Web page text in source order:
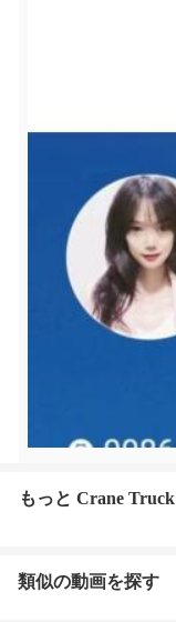
もっと Crane Truck
類似の動画を探す